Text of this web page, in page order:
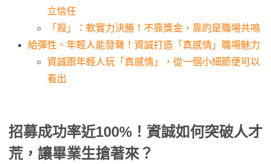
立信任
「殺」：軟實力決勝！不靠獎金，靠的是職場共鳴
給彈性、年輕人能發聲！資誠打造「真感情」職場魅力
資誠跟年輕人玩「真感情」，從一個小細節便可以
看出
招募成功率近100%！資誠如何突破人才
荒，讓畢業生搶著來？